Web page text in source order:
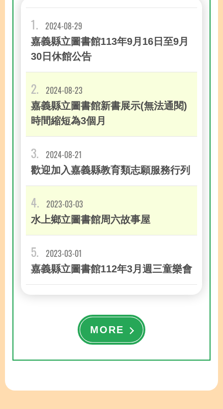
1. 2024-08-29
嘉義縣立圖書館113年9月16日至9月
30日休館公告
2. 2024-08-23
嘉義縣立圖書館新書展示(無法通閱)
時間縮短為3個月
3. 2024-08-21
歡迎加入嘉義縣教育類志願服務行列
4. 2023-03-03
水上鄉立圖書館周六故事屋
5. 2023-03-01
嘉義縣立圖書館112年3月週三童樂會
MORE